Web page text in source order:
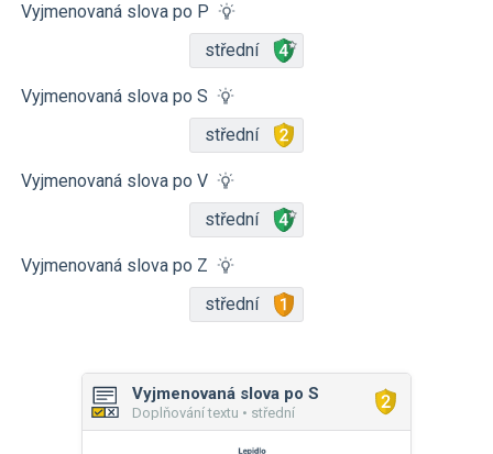
Vyjmenovaná slova po P
střední
Vyjmenovaná slova po S
střední
Vyjmenovaná slova po V
střední
Vyjmenovaná slova po Z
střední
Vyjmenovaná slova po S
Doplňování textu • střední